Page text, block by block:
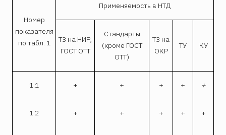
Номер
показателя
по табл. 1
Применяемость в НТД
ТЗ на НИР,
ГОСТ ОТТ
Стандарты
(кроме ГОСТ
ОТТ)
ТЗ на
ОКР
ТУ КУ
1.1 + + + + +
1.2 + + + + +